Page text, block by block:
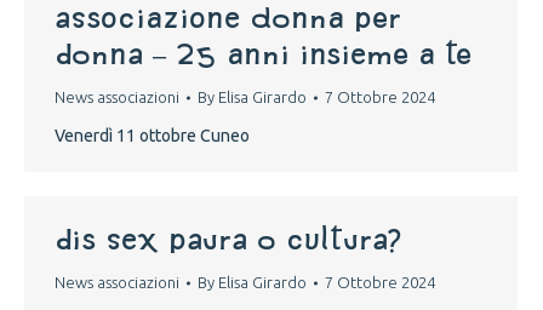
Associazione Donna per
donna – 25 anni insieme a te
News associazioni By Elisa Girardo 7 Ottobre 2024
Venerdì 11 ottobre Cuneo
dis sex paura o cultura?
News associazioni By Elisa Girardo 7 Ottobre 2024